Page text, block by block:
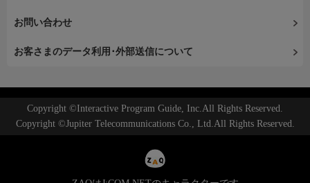
お問い合わせ
お客さまのデータ利用･外部送信について
Copyright ©Interactive Program Guide, Inc.All Rights Reserved.
Copyright ©Jupiter Telecommunications Co., Ltd.All Rights Reserved.